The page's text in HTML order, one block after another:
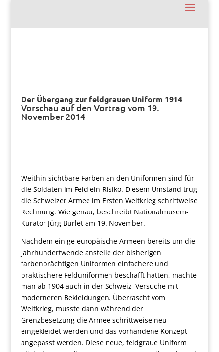
Der Übergang zur feldgrauen Uniform 1914
Vorschau auf den Vortrag vom 19.
November 2014
Weithin sichtbare Farben an den Uniformen sind für
die Soldaten im Feld ein Risiko. Diesem Umstand trug
die Schweizer Armee im Ersten Weltkrieg schrittweise
Rechnung. Wie genau, beschreibt Nationalmusem-
Kurator Jürg Burlet am 19. November.
Nachdem einige europäische Armeen bereits um die
Jahrhundertwende anstelle der bisherigen
farbenprächtigen Uniformen einfachere und
praktischere Felduniformen beschafft hatten, machte
man ab 1904 auch in der Schweiz Versuche mit
moderneren Bekleidungen. Überrascht vom
Weltkrieg, musste dann während der
Grenzbesetzung die Armee schrittweise neu
eingekleidet werden und das vorhandene Konzept
angepasst werden. Diese neue, feldgraue Uniform